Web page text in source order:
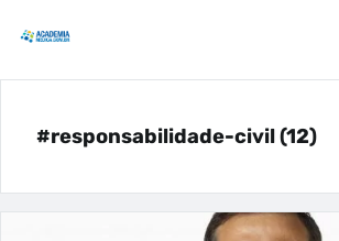
#responsabilidade-civil (12)